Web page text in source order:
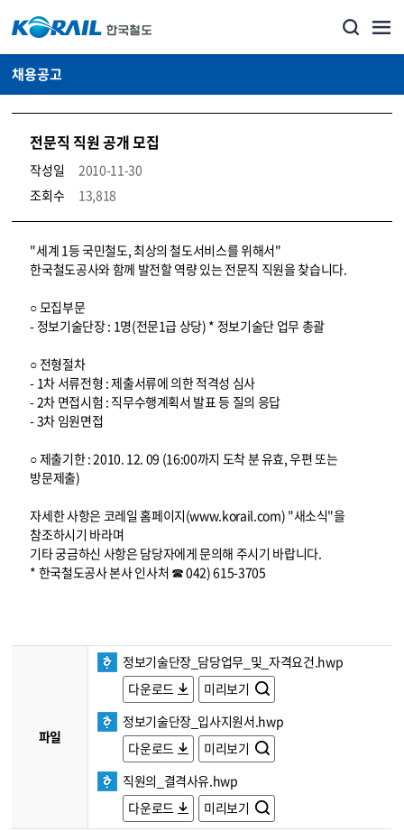
채용공고
전문직 직원 공개 모집
작성일
2010-11-30
조회수
13,818
코레일소개_경영공시_채용공고 상세보기 – 내용, 파일, 담당자 연락처로 구성
"세계 1등 국민철도, 최상의 철도서비스를 위해서"
한국철도공사와 함께 발전할 역량 있는 전문직 직원을 찾습니다.
○ 모집부문
- 정보기술단장 : 1명(전문1급 상당) * 정보기술단 업무 총괄
○ 전형절차
- 1차 서류전형 : 제출서류에 의한 적격성 심사
- 2차 면접시험 : 직무수행계획서 발표 등 질의 응답
- 3차 임원면접
○ 제출기한 : 2010. 12. 09 (16:00까지 도착 분 유효, 우편 또는
방문제출)
자세한 사항은 코레일 홈페이지(www.korail.com) "새소식"을
참조하시기 바라며
기타 궁금하신 사항은 담당자에게 문의해 주시기 바랍니다.
* 한국철도공사 본사 인사처 ☎ 042) 615-3705
파일
정보기술단장_담당업무_및_자격요건.hwp
다운로드
미리보기
정보기술단장_입사지원서.hwp
다운로드
미리보기
직원의_결격사유.hwp
다운로드
미리보기